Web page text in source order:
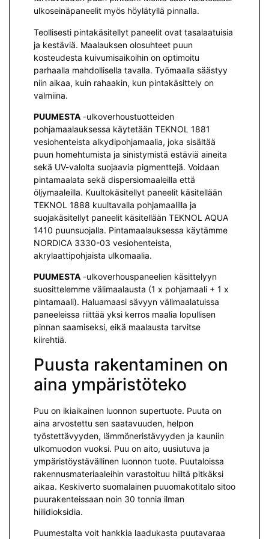
ulkoseinäpaneelit myös höylätyllä pinnalla.
Teollisesti pintakäsitellyt paneelit ovat tasalaatuisia
ja kestäviä. Maalauksen olosuhteet puun
kosteudesta kuivumisaikoihin on optimoitu
parhaalla mahdollisella tavalla. Työmaalla säästyy
niin aikaa, kuin rahaakin, kun pintakäsittely on
valmiina.
PUUMESTA -ulkoverhoustuotteiden
pohjamaalauksessa käytetään TEKNOL 1881
vesiohenteista alkydipohjamaalia, joka sisältää
puun homehtumista ja sinistymistä estäviä aineita
sekä UV-valolta suojaavia pigmenttejä. Voidaan
pintamaalata sekä dispersiomaaleilla että
öljymaaleilla. Kuultokäsitellyt paneelit käsitellään
TEKNOL 1888 kuultavalla pohjamaalilla ja
suojakäsitellyt paneelit käsitellään TEKNOL AQUA
1410 puunsuojalla. Pintamaalauksessa käytämme
NORDICA 3330-03 vesiohenteista,
akrylaattipohjaista ulkomaalia.
PUUMESTA -ulkoverhouspaneelien käsittelyyn
suosittelemme välimaalausta (1 x pohjamaali + 1 x
pintamaali). Haluamaasi sävyyn välimaalatuissa
paneeleissa riittää yksi kerros maalia lopullisen
pinnan saamiseksi, eikä maalausta tarvitse
kiirehtiä.
Puusta rakentaminen on
aina ympäristöteko
Puu on ikiaikainen luonnon supertuote. Puuta on
aina arvostettu sen saatavuuden, helpon
työstettävyyden, lämmöneristävyyden ja kauniin
ulkomuodon vuoksi. Puu on aito, uusiutuva ja
ympäristöystävällinen luonnon tuote. Puutaloissa
rakennusmateriaaleihin varastoituu hiiltä pitkäksi
aikaa. Keskiverto suomalainen puuomakotitalo sitoo
puurakenteissaan noin 30 tonnia ilman
hiilidioksidia.
Puumestalta voit hankkia laadukasta puutavaraa